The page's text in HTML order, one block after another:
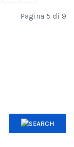
Pagina 5 di 9